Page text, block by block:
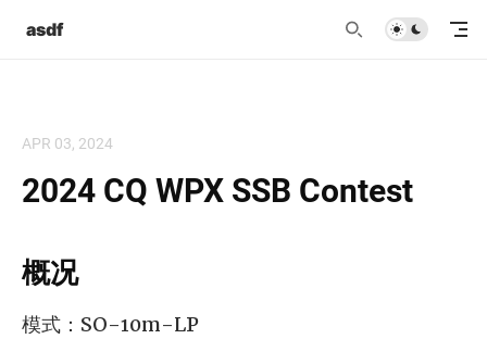
asdf
APR 03, 2024
2024 CQ WPX SSB Contest
概况
模式：SO-10m-LP